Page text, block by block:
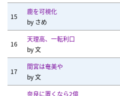
15
鹿を可視化
by さめ
16
天理高、一転利口
by文
17
間宮は奄美や
by文
奈良に置くなら2億